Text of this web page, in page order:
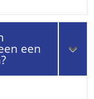
een